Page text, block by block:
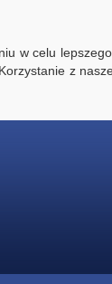
w celu
z